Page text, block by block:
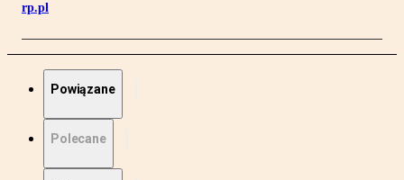
rp.pl
Powiązane
Polecane